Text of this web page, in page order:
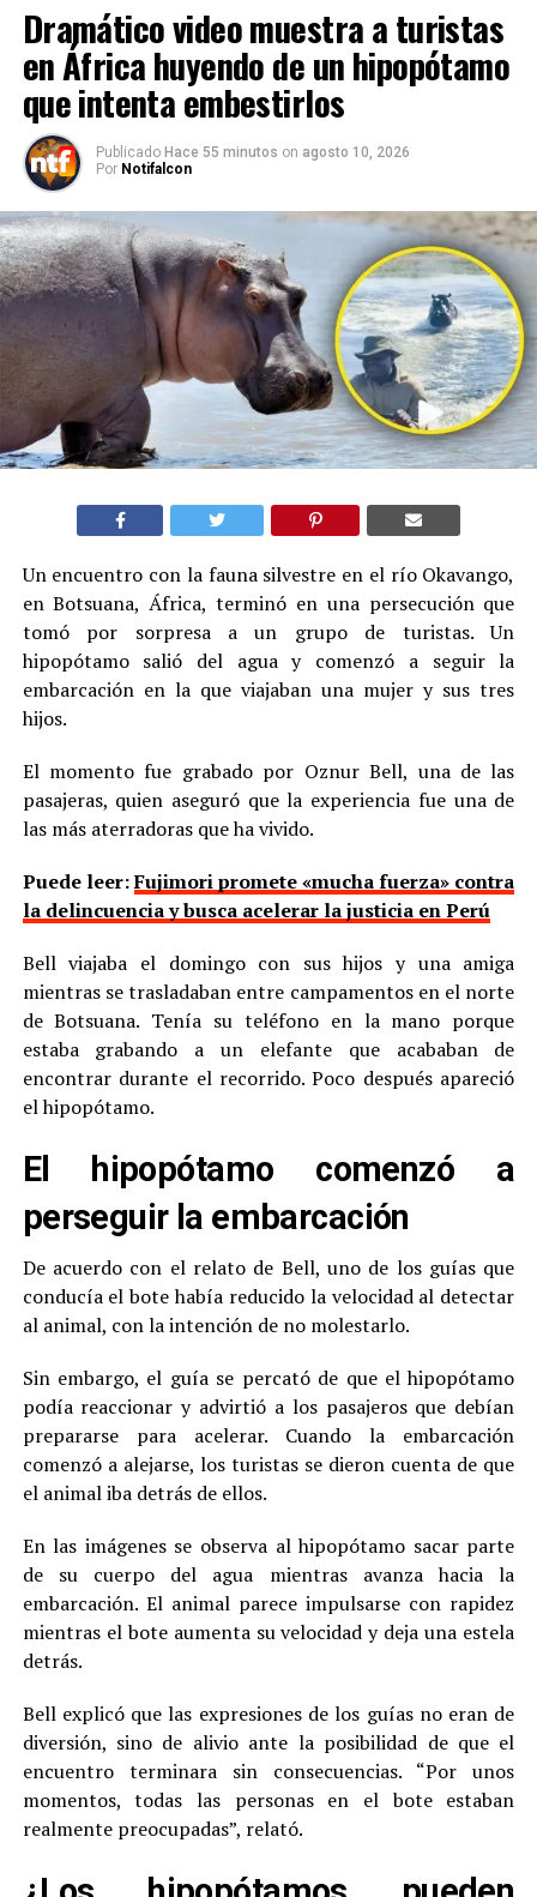
Dramático video muestra a turistas
en África huyendo de un hipopótamo
que intenta embestirlos
Publicado Hace 55 minutos on agosto 10, 2026
Por Notifalcon
Un encuentro con la fauna silvestre en el río Okavango,
en Botsuana, África, terminó en una persecución que
tomó por sorpresa a un grupo de turistas. Un
hipopótamo salió del agua y comenzó a seguir la
embarcación en la que viajaban una mujer y sus tres
hijos.
El momento fue grabado por Oznur Bell, una de las
pasajeras, quien aseguró que la experiencia fue una de
las más aterradoras que ha vivido.
Puede leer:Fujimori promete «mucha fuerza» contra
la delincuencia y busca acelerar la justicia en Perú
Bell viajaba el domingo con sus hijos y una amiga
mientras se trasladaban entre campamentos en el norte
de Botsuana. Tenía su teléfono en la mano porque
estaba grabando a un elefante que acababan de
encontrar durante el recorrido. Poco después apareció
el hipopótamo.
El hipopótamo comenzó a
perseguir la embarcación
De acuerdo con el relato de Bell, uno de los guías que
conducía el bote había reducido la velocidad al detectar
al animal, con la intención de no molestarlo.
Sin embargo, el guía se percató de que el hipopótamo
podía reaccionar y advirtió a los pasajeros que debían
prepararse para acelerar. Cuando la embarcación
comenzó a alejarse, los turistas se dieron cuenta de que
el animal iba detrás de ellos.
En las imágenes se observa al hipopótamo sacar parte
de su cuerpo del agua mientras avanza hacia la
embarcación. El animal parece impulsarse con rapidez
mientras el bote aumenta su velocidad y deja una estela
detrás.
Bell explicó que las expresiones de los guías no eran de
diversión, sino de alivio ante la posibilidad de que el
encuentro terminara sin consecuencias. “Por unos
momentos, todas las personas en el bote estaban
realmente preocupadas”, relató.